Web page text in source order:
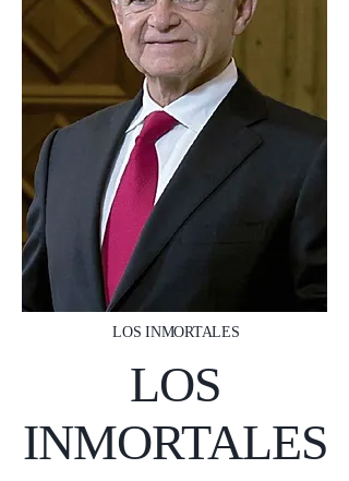
LOS INMORTALES
LOS
INMORTALES